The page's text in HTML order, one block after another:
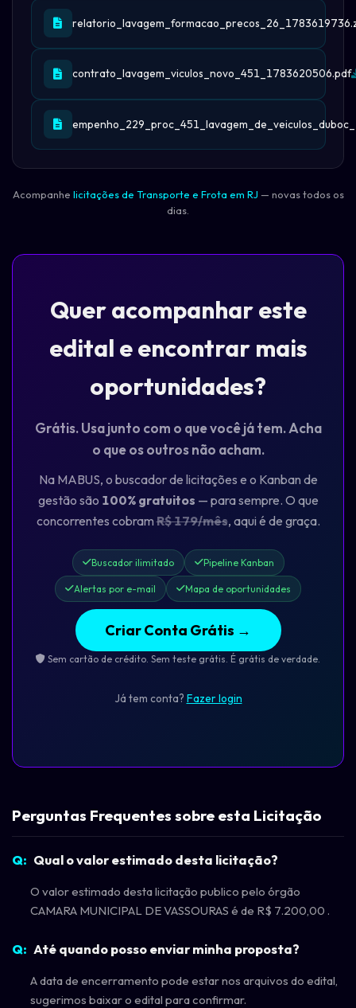
contrato_lavagem_viculos_novo_451_1783620506.pdf
Acompanhe licitações de Transporte e Frota em RJ — novas todos os
dias.
Quer acompanhar este
edital e encontrar mais
oportunidades?
Grátis. Usa junto com o que você já tem. Acha
o que os outros não acham.
Na MABUS, o buscador de licitações e o Kanban de
gestão são 100% gratuitos — para sempre. O que
concorrentes cobramR$ 179/mês, aqui é de graça.
Buscador ilimitado Pipeline Kanban
Alertas por e-mail Mapa de oportunidades
Criar Conta Grátis →
Sem cartão de crédito. Sem teste grátis. É grátis de verdade.
Já tem conta? Fazer login
Perguntas Frequentes sobre esta Licitação
Qual o valor estimado desta licitação?
O valor estimado desta licitação publico pelo órgão
CAMARA MUNICIPAL DE VASSOURAS é de R$ 7.200,00 .
Até quando posso enviar minha proposta?
A data de encerramento pode estar nos arquivos do edital,
sugerimos baixar o edital para confirmar.